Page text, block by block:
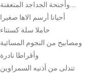
وأجنحة الجداجد المتعفنة...
أحيانا أرسم الاها صغيرا
حاملا سلة كستناء
ومصابيح من النجوم المسائية
وأقراطا نادرة
تتدلى من أذنيه السمراوين